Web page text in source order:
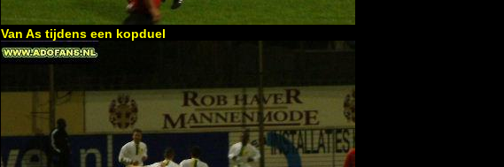
Van As tijdens een kopduel